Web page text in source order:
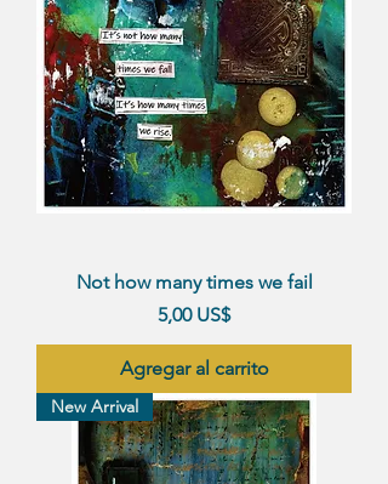
Not how many times we fail
Precio
5,00 US$
Agregar al carrito
New Arrival